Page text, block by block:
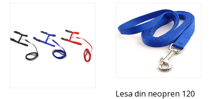
are
mai
multe
Lesa din neopren 120